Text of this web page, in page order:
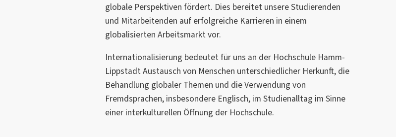
globale Perspektiven fördert. Dies bereitet unsere Studierenden
und Mitarbeitenden auf erfolgreiche Karrieren in einem
globalisierten Arbeitsmarkt vor.
Internationalisierung bedeutet für uns an der Hochschule Hamm-
Lippstadt Austausch von Menschen unterschiedlicher Herkunft, die
Behandlung globaler Themen und die Verwendung von
Fremdsprachen, insbesondere Englisch, im Studienalltag im Sinne
einer interkulturellen Öffnung der Hochschule.